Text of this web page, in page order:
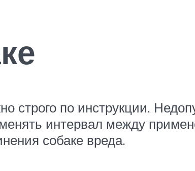
по инструкции.
интервал между
собаке вреда.